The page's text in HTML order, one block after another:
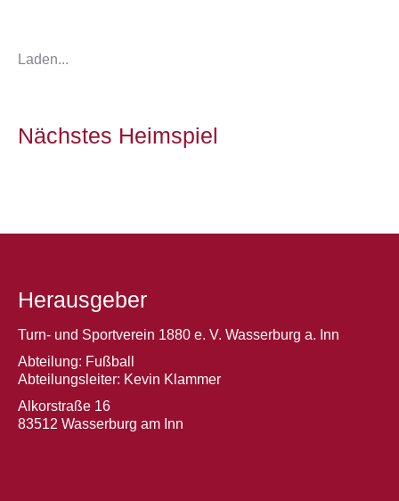
Laden...
Nächstes Heimspiel
Herausgeber
Turn- und Sportverein 1880 e. V. Wasserburg a. Inn
Abteilung: Fußball
Abteilungsleiter: Kevin Klammer
Alkorstraße 16
83512 Wasserburg am Inn